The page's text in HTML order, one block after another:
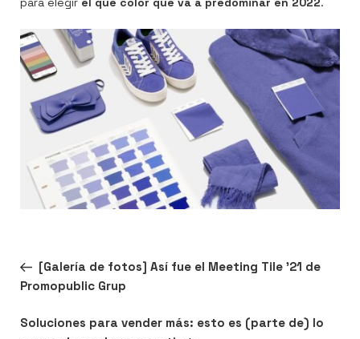
de
Entrada
anterior:
ANTERIOR
[Galería de fotos] Así fue el Meeting Tile ’21 de
Promopublic Grup
Siguiente
SIGUIENTE
Soluciones para vender más: esto es (parte de) lo